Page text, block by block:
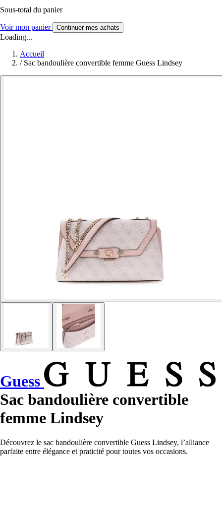
Sous-total du panier
Voir mon panier Continuer mes achats
Loading...
Accueil
/ Sac bandoulière convertible femme Guess Lindsey
Guess
Sac bandoulière convertible
femme Lindsey
Découvrez le sac bandoulière convertible Guess Lindsey, l’alliance
parfaite entre élégance et praticité pour toutes vos occasions.